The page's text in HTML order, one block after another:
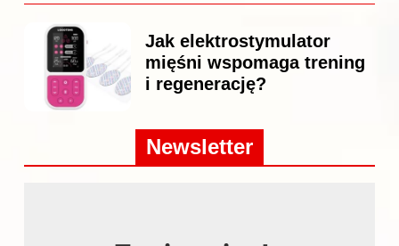
Jak elektrostymulator
mięśni wspomaga trening
i regenerację?
Newsletter